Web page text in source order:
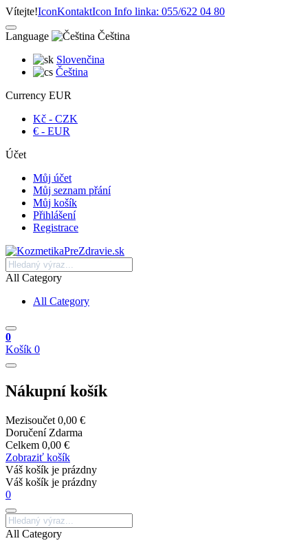
Vítejte!IconKontaktIcon Info linka: 055/622 04 80
Language
Čeština
Slovenčina
Čeština
Currency EUR
Kč - CZK
€ - EUR
Účet
Můj účet
Můj seznam přání
Můj košík
Přihlášení
Registrace
All Category
All Category
0
Košík 0
Nákupní košík
Mezisoučet 0,00 €
Doručení Zdarma
Celkem 0,00 €
Zobraziť košík
Váš košík je prázdny
Váš košík je prázdny
0
All Category